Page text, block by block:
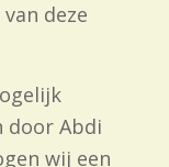
deze
door Abdi
wij een